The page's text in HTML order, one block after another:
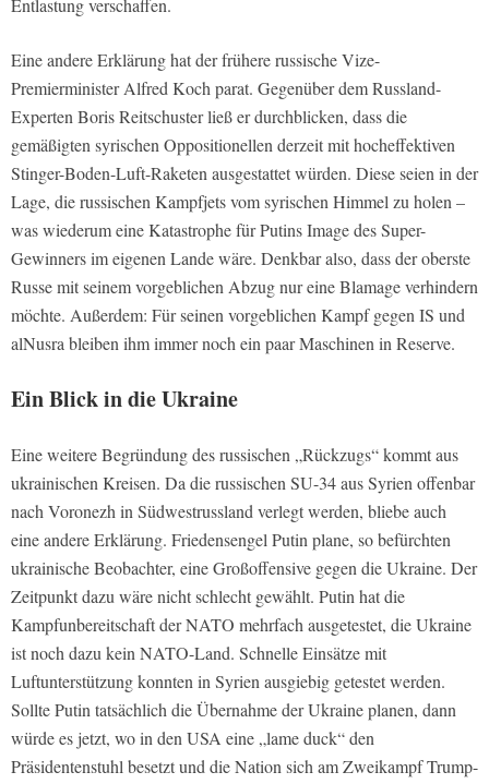
Entlastung verschaffen.
Eine andere Erklärung hat der frühere russische Vize-
Premierminister Alfred Koch parat. Gegenüber dem Russland-
Experten Boris Reitschuster ließ er durchblicken, dass die
gemäßigten syrischen Oppositionellen derzeit mit hocheffektiven
Stinger-Boden-Luft-Raketen ausgestattet würden. Diese seien in der
Lage, die russischen Kampfjets vom syrischen Himmel zu holen –
was wiederum eine Katastrophe für Putins Image des Super-
Gewinners im eigenen Lande wäre. Denkbar also, dass der oberste
Russe mit seinem vorgeblichen Abzug nur eine Blamage verhindern
möchte. Außerdem: Für seinen vorgeblichen Kampf gegen IS und
alNusra bleiben ihm immer noch ein paar Maschinen in Reserve.
Ein Blick in die Ukraine
Eine weitere Begründung des russischen „Rückzugs“ kommt aus
ukrainischen Kreisen. Da die russischen SU-34 aus Syrien offenbar
nach Voronezh in Südwestrussland verlegt werden, bliebe auch
eine andere Erklärung. Friedensengel Putin plane, so befürchten
ukrainische Beobachter, eine Großoffensive gegen die Ukraine. Der
Zeitpunkt dazu wäre nicht schlecht gewählt. Putin hat die
Kampfunbereitschaft der NATO mehrfach ausgetestet, die Ukraine
ist noch dazu kein NATO-Land. Schnelle Einsätze mit
Luftunterstützung konnten in Syrien ausgiebig getestet werden.
Sollte Putin tatsächlich die Übernahme der Ukraine planen, dann
würde es jetzt, wo in den USA eine „lame duck“ den
Präsidentenstuhl besetzt und die Nation sich am Zweikampf Trump-